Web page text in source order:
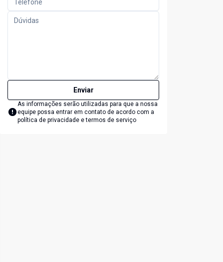
Enviar
As informações serão utilizadas para que a nossa
equipe possa entrar em contato de acordo com a
política de privacidade e termos de serviço